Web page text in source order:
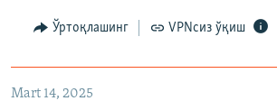
Ўртоқлашинг VPNсиз ўқиш
Mart 14, 2025